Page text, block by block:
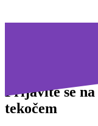
Prijavite se na
tekočem